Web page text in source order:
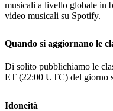
musicali a livello globale in
video musicali su Spotify.
Quando si aggiornano le
Di solito pubblichiamo le
ET (22:00 UTC) del giorno
Idoneità